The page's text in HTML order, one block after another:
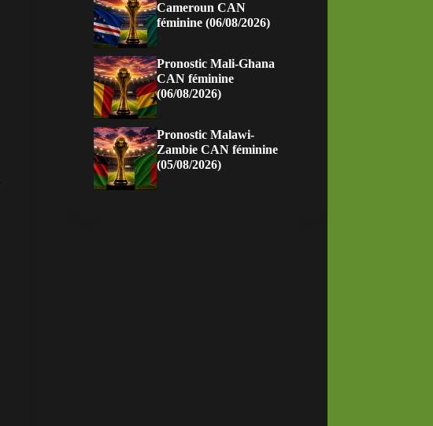
Cameroun CAN
féminine (06/08/2026)
Pronostic Mali-Ghana
CAN féminine
(06/08/2026)
Pronostic Malawi-
Zambie CAN féminine
(05/08/2026)